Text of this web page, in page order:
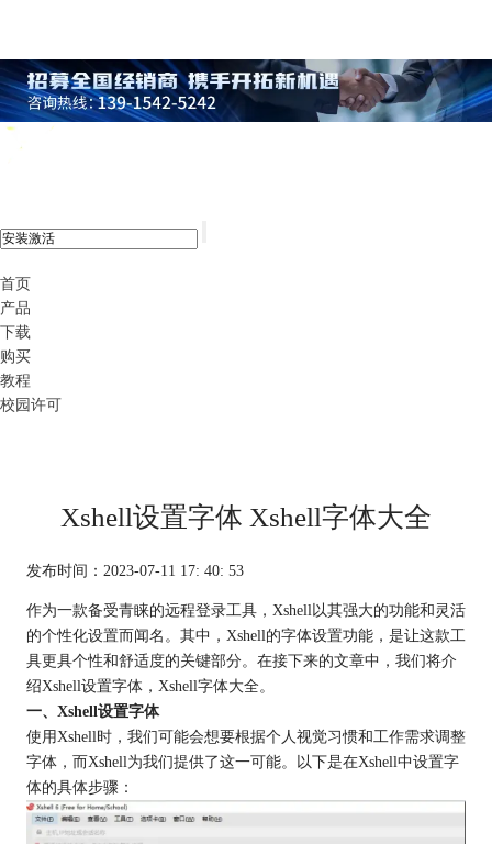
首页
产品
下载
购买
教程
校园许可
Xshell设置字体 Xshell字体大全
发布时间：2023-07-11 17: 40: 53
作为一款备受青睐的远程登录工具，Xshell以其强大的功能和灵活
的个性化设置而闻名。其中，Xshell的字体设置功能，是让这款工
具更具个性和舒适度的关键部分。在接下来的文章中，我们将介
绍Xshell设置字体，Xshell字体大全。
一、Xshell设置字体
使用Xshell时，我们可能会想要根据个人视觉习惯和工作需求调整
字体，而Xshell为我们提供了这一可能。以下是在Xshell中设置字
体的具体步骤：